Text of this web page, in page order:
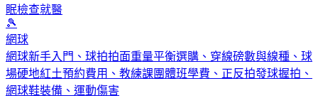
眠檢查就醫
🎾
網球
網球新手入門、球拍拍面重量平衡選購、穿線磅數與線種、球
場硬地紅土預約費用、教練課團體班學費、正反拍發球握拍、
網球鞋裝備、運動傷害